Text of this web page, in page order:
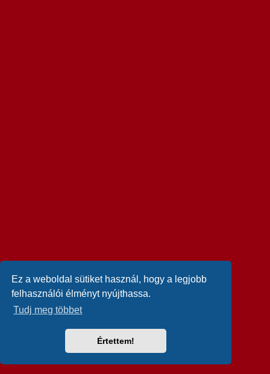
Ez a weboldal sütiket használ, hogy a legjobb
felhasználói élményt nyújthassa.
Tudj meg többet
Értettem!